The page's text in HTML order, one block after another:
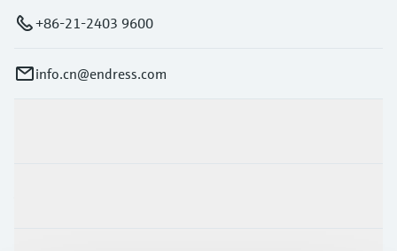
+86-21-2403 9600
info.cn@endress.com